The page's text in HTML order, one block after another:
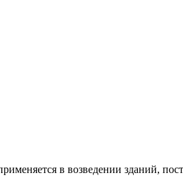
в возведении зданий,